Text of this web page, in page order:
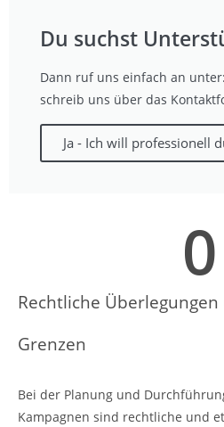
Du suchst
Dann ruf uns einfach an
schreib uns über das
Ja - Ich will professionell
Rechtliche
Grenzen
0
Bei der Planung und
Kampagnen sind rechtliche und